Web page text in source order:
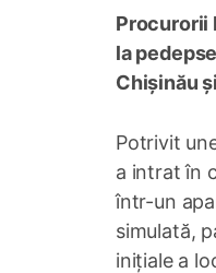
Procurorii
la
Chișinău
Potrivit
a intrat în
într-un
simulată,
inițiale a